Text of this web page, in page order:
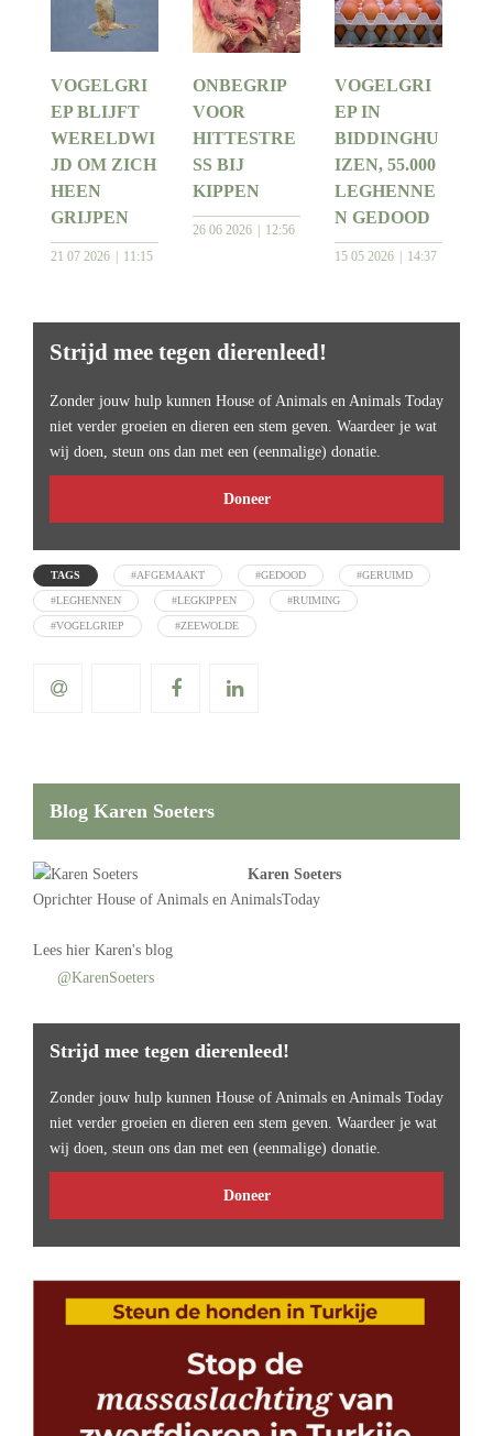
VOGELGRI
EP BLIJFT
WERELDWI
JD OM ZICH
HEEN
GRIJPEN
21 07 2026 11:15
ONBEGRIP
VOOR
HITTESTRE
SS BIJ
KIPPEN
26 06 2026 12:56
VOGELGRI
EP IN
BIDDINGHU
IZEN, 55.000
LEGHENNE
N GEDOOD
15 05 2026 14:37
Strijd mee tegen dierenleed!
Zonder jouw hulp kunnen House of Animals en Animals Today
niet verder groeien en dieren een stem geven. Waardeer je wat
wij doen, steun ons dan met een (eenmalige) donatie.
Doneer
TAGS #AFGEMAAKT #GEDOOD #GERUIMD
#LEGHENNEN #LEGKIPPEN #RUIMING
#VOGELGRIEP #ZEEWOLDE
Blog Karen Soeters
Karen Soeters
Oprichter House of Animals en AnimalsToday
Lees hier Karen's blog
@KarenSoeters
Strijd mee tegen dierenleed!
Zonder jouw hulp kunnen House of Animals en Animals Today
niet verder groeien en dieren een stem geven. Waardeer je wat
wij doen, steun ons dan met een (eenmalige) donatie.
Doneer